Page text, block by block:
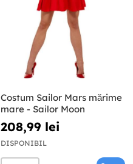
Costum Sailor Mars mărime
mare - Sailor Moon
208,99 lei
DISPONIBIL